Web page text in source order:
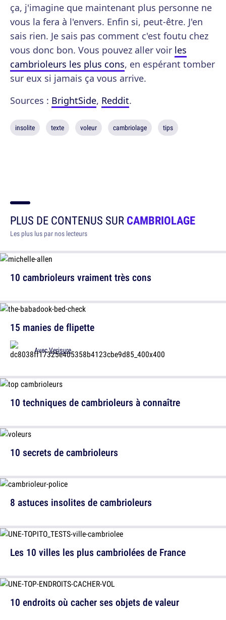
ça, j'imagine que maintenant plus personne ne
vous la fera à l'envers. Enfin si, peut-être. J'en
sais rien. Je sais pas comment c'est foutu chez
vous donc bon. Vous pouvez aller voir les
cambrioleurs les plus cons, en espérant tomber
sur eux si jamais ça vous arrive.
Sources : BrightSide, Reddit.
insolite texte voleur cambriolage tips
PLUS DE CONTENUS SURCAMBRIOLAGE
Les plus lus par nos lecteurs
10 cambrioleurs vraiment très cons
15 manies de flipette
AvecVerisure
10 secrets de cambrioleurs
Les 10 villes les plus cambriolées de France
10 techniques de cambrioleurs à connaître
8 astuces insolites de cambrioleurs
10 endroits où cacher ses objets de valeur